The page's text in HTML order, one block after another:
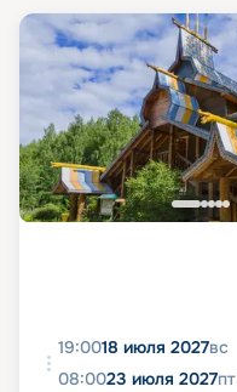
19:0018 июля 2027вс
08:0023 июля 2027пт